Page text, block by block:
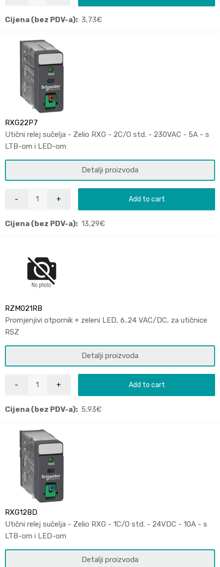
Cijena (bez PDV-a): 3,73€
RXG22P7
Utični relej sučelja - Zelio RXG - 2C/O std. - 230VAC - 5A - s
LTB-om i LED-om
Detalji proizvoda
Add to cart
Cijena (bez PDV-a): 13,29€
RZM021RB
Promjenjivi otpornik + zeleni LED, 6..24 VAC/DC, za utičnice
RSZ
Detalji proizvoda
Add to cart
Cijena (bez PDV-a): 5,93€
RXG12BD
Utični relej sučelja - Zelio RXG - 1C/O std. - 24VDC - 10A - s
LTB-om i LED-om
Detalji proizvoda